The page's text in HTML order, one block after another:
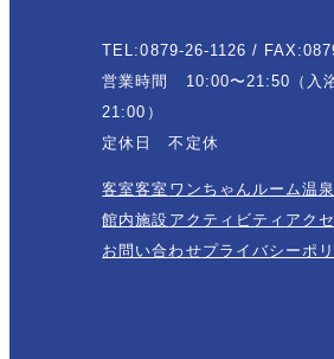
TEL:0879-26-1126 /
営業時間 10:00〜21:50（入
21:00）
定休日 不定休
客室客室 ワンちゃんルーム温泉
館内施設 アクティビティ アク
お問い合わせプライバシーポ